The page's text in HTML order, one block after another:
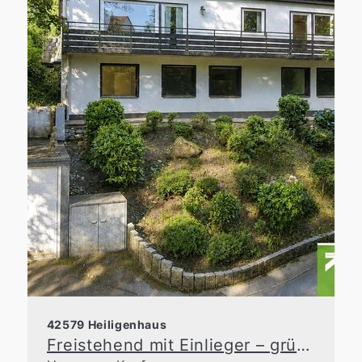
42579 Heiligenhaus
Freistehend mit Einlieger – grüne Idylle in zentraler Lage